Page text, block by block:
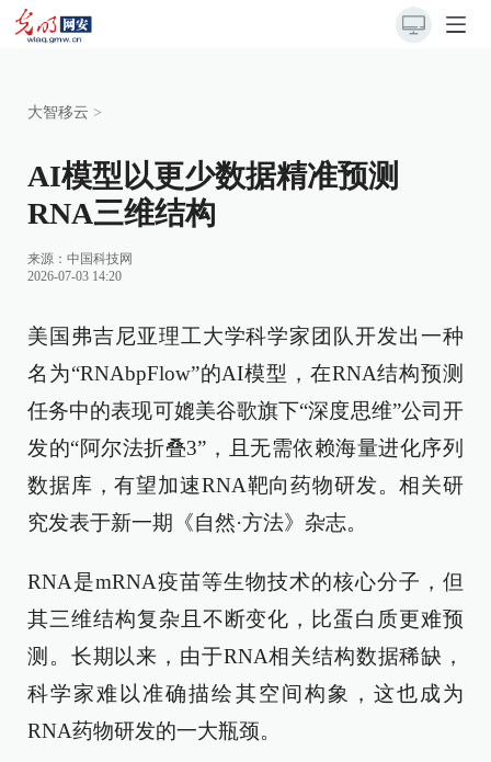
大智移云 >
AI模型以更少数据精准预测
RNA三维结构
来源： 中国科技网
2026-07-03 14:20
美国弗吉尼亚理工大学科学家团队开发出一种
名为“RNAbpFlow”的AI模型，在RNA结构预测
任务中的表现可媲美谷歌旗下“深度思维”公司开
发的“阿尔法折叠3”，且无需依赖海量进化序列
数据库，有望加速RNA靶向药物研发。相关研
究发表于新一期《自然·方法》杂志。
RNA是mRNA疫苗等生物技术的核心分子，但
其三维结构复杂且不断变化，比蛋白质更难预
测。长期以来，由于RNA相关结构数据稀缺，
科学家难以准确描绘其空间构象，这也成为
RNA药物研发的一大瓶颈。